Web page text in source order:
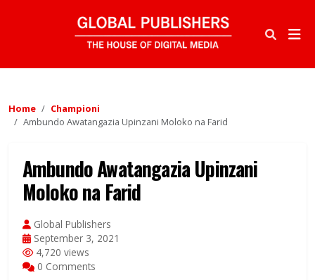
Home
Championi
Ambundo Awatangazia Upinzani Moloko na Farid
Ambundo Awatangazia Upinzani
Moloko na Farid
Global Publishers
September 3, 2021
4,720 views
0 Comments